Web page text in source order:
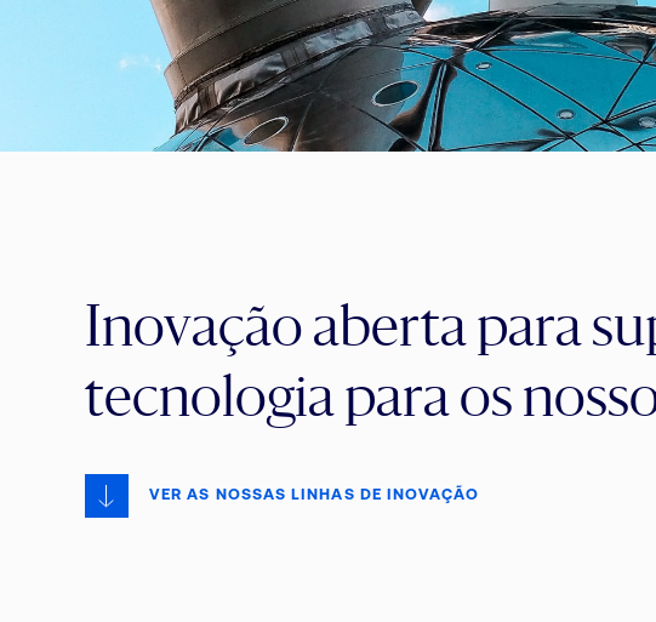
Inovação aberta para
tecnologia para os
VER AS NOSSAS LINHAS DE INOVAÇÃO